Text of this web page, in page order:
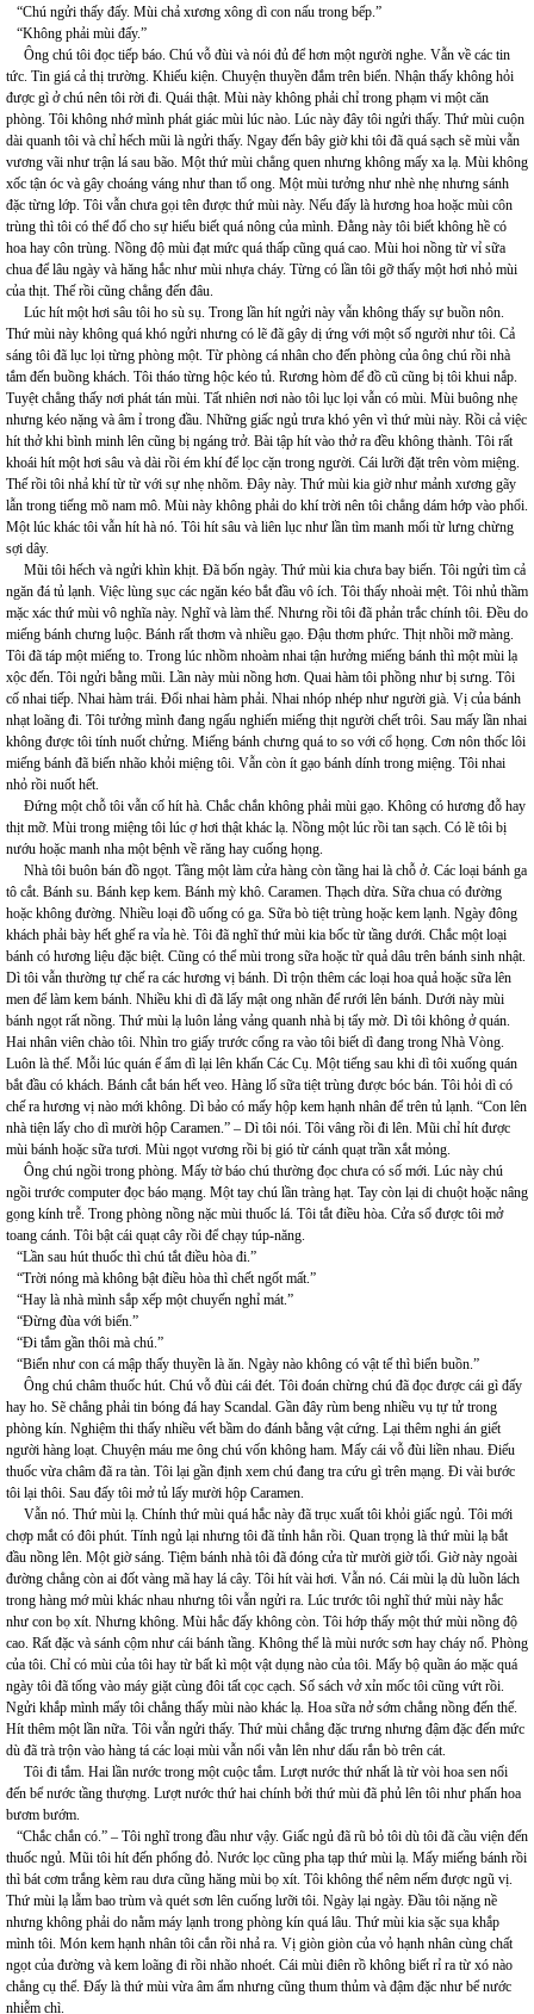
“Chú ngửi thấy đấy. Mùi chả xương xông dì con nấu trong bếp.”
“Không phải mùi đấy.”
Ông chú tôi đọc tiếp báo. Chú vỗ đùi và nói đủ để hơn một người nghe. Vẫn về các tin
tức. Tin giá cả thị trường. Khiếu kiện. Chuyện thuyền đắm trên biển. Nhận thấy không hỏi
được gì ở chú nên tôi rời đi. Quái thật. Mùi này không phải chỉ trong phạm vi một căn
phòng. Tôi không nhớ mình phát giác mùi lúc nào. Lúc này đây tôi ngửi thấy. Thứ mùi cuộn
dài quanh tôi và chỉ hếch mũi là ngửi thấy. Ngay đến bây giờ khi tôi đã quá sạch sẽ mùi vẫn
vương vãi như trận lá sau bão. Một thứ mùi chẳng quen nhưng không mấy xa lạ. Mùi không
xốc tận óc và gây choáng váng như than tổ ong. Một mùi tưởng như nhè nhẹ nhưng sánh
đặc từng lớp. Tôi vẫn chưa gọi tên được thứ mùi này. Nếu đấy là hương hoa hoặc mùi côn
trùng thì tôi có thể đổ cho sự hiểu biết quá nông của mình. Đằng này tôi biết không hề có
hoa hay côn trùng. Nồng độ mùi đạt mức quá thấp cũng quá cao. Mùi hoi nồng từ vỉ sữa
chua để lâu ngày và hăng hắc như mùi nhựa cháy. Từng có lần tôi gỡ thấy một hơi nhỏ mùi
của thịt. Thế rồi cũng chẳng đến đâu.
Lúc hít một hơi sâu tôi ho sù sụ. Trong lần hít ngửi này vẫn không thấy sự buồn nôn.
Thứ mùi này không quá khó ngửi nhưng có lẽ đã gây dị ứng với một số người như tôi. Cả
sáng tôi đã lục lọi từng phòng một. Từ phòng cá nhân cho đến phòng của ông chú rồi nhà
tắm đến buồng khách. Tôi tháo từng hộc kéo tủ. Rương hòm để đồ cũ cũng bị tôi khui nắp.
Tuyệt chẳng thấy nơi phát tán mùi. Tất nhiên nơi nào tôi lục lọi vẫn có mùi. Mùi buông nhẹ
nhưng kéo nặng và âm ỉ trong đầu. Những giấc ngủ trưa khó yên vì thứ mùi này. Rồi cả việc
hít thở khi bình minh lên cũng bị ngáng trở. Bài tập hít vào thở ra đều không thành. Tôi rất
khoái hít một hơi sâu và dài rồi ém khí để lọc cặn trong người. Cái lưỡi đặt trên vòm miệng.
Thế rồi tôi nhả khí từ từ với sự nhẹ nhõm. Đây này. Thứ mùi kia giờ như mảnh xương gãy
lẫn trong tiếng mõ nam mô. Mùi này không phải do khí trời nên tôi chẳng dám hớp vào phổi.
Một lúc khác tôi vẫn hít hà nó. Tôi hít sâu và liên lục như lần tìm manh mối từ lưng chừng
sợi dây.
Mũi tôi hếch và ngửi khìn khịt. Đã bốn ngày. Thứ mùi kia chưa bay biến. Tôi ngửi tìm cả
ngăn đá tủ lạnh. Việc lùng sục các ngăn kéo bắt đầu vô ích. Tôi thấy nhoài mệt. Tôi nhủ thầm
mặc xác thứ mùi vô nghĩa này. Nghĩ và làm thế. Nhưng rồi tôi đã phản trắc chính tôi. Đều do
miếng bánh chưng luộc. Bánh rất thơm và nhiều gạo. Đậu thơm phức. Thịt nhồi mỡ màng.
Tôi đã táp một miếng to. Trong lúc nhồm nhoàm nhai tận hưởng miếng bánh thì một mùi lạ
xộc đến. Tôi ngửi bằng mũi. Lần này mùi nồng hơn. Quai hàm tôi phồng như bị sưng. Tôi
cố nhai tiếp. Nhai hàm trái. Đổi nhai hàm phải. Nhai nhóp nhép như người già. Vị của bánh
nhạt loãng đi. Tôi tưởng mình đang ngấu nghiến miếng thịt người chết trôi. Sau mấy lần nhai
không được tôi tính nuốt chửng. Miếng bánh chưng quá to so với cổ họng. Cơn nôn thốc lôi
miếng bánh đã biến nhão khỏi miệng tôi. Vẫn còn ít gạo bánh dính trong miệng. Tôi nhai
nhỏ rồi nuốt hết.
Đứng một chỗ tôi vẫn cố hít hà. Chắc chắn không phải mùi gạo. Không có hương đỗ hay
thịt mỡ. Mùi trong miệng tôi lúc ợ hơi thật khác lạ. Nồng một lúc rồi tan sạch. Có lẽ tôi bị
nướu hoặc manh nha một bệnh về răng hay cuống họng.
Nhà tôi buôn bán đồ ngọt. Tầng một làm cửa hàng còn tầng hai là chỗ ở. Các loại bánh ga
tô cắt. Bánh su. Bánh kẹp kem. Bánh mỳ khô. Caramen. Thạch dừa. Sữa chua có đường
hoặc không đường. Nhiều loại đồ uống có ga. Sữa bò tiệt trùng hoặc kem lạnh. Ngày đông
khách phải bày hết ghế ra vỉa hè. Tôi đã nghĩ thứ mùi kia bốc từ tầng dưới. Chắc một loại
bánh có hương liệu đặc biệt. Cũng có thể mùi trong sữa hoặc từ quả dâu trên bánh sinh nhật.
Dì tôi vẫn thường tự chế ra các hương vị bánh. Dì trộn thêm các loại hoa quả hoặc sữa lên
men để làm kem bánh. Nhiều khi dì đã lấy mật ong nhãn để rưới lên bánh. Dưới này mùi
bánh ngọt rất nồng. Thứ mùi lạ luôn lảng vảng quanh nhà bị tẩy mờ. Dì tôi không ở quán.
Hai nhân viên chào tôi. Nhìn tro giấy trước cổng ra vào tôi biết dì đang trong Nhà Vòng.
Luôn là thế. Mỗi lúc quán ế ẩm dì lại lên khấn Các Cụ. Một tiếng sau khi dì tôi xuống quán
bắt đầu có khách. Bánh cắt bán hết veo. Hàng lố sữa tiệt trùng được bóc bán. Tôi hỏi dì có
chế ra hương vị nào mới không. Dì bảo có mấy hộp kem hạnh nhân để trên tủ lạnh. “Con lên
nhà tiện lấy cho dì mười hộp Caramen.” – Dì tôi nói. Tôi vâng rồi đi lên. Mũi chỉ hít được
mùi bánh hoặc sữa tươi. Mùi ngọt vương rồi bị gió từ cánh quạt trần xắt mỏng.
Ông chú ngồi trong phòng. Mấy tờ báo chú thường đọc chưa có số mới. Lúc này chú
ngồi trước computer đọc báo mạng. Một tay chú lần tràng hạt. Tay còn lại di chuột hoặc nâng
gọng kính trễ. Trong phòng nồng nặc mùi thuốc lá. Tôi tắt điều hòa. Cửa sổ được tôi mở
toang cánh. Tôi bật cái quạt cây rồi để chạy túp-năng.
“Lần sau hút thuốc thì chú tắt điều hòa đi.”
“Trời nóng mà không bật điều hòa thì chết ngốt mất.”
“Hay là nhà mình sắp xếp một chuyến nghỉ mát.”
“Đừng đùa với biển.”
“Đi tắm gần thôi mà chú.”
“Biển như con cá mập thấy thuyền là ăn. Ngày nào không có vật tế thì biển buồn.”
Ông chú châm thuốc hút. Chú vỗ đùi cái đét. Tôi đoán chừng chú đã đọc được cái gì đấy
hay ho. Sẽ chẳng phải tin bóng đá hay Scandal. Gần đây rùm beng nhiều vụ tự tử trong
phòng kín. Nghiệm thi thấy nhiều vết bầm do đánh bằng vật cứng. Lại thêm nghi án giết
người hàng loạt. Chuyện máu me ông chú vốn không ham. Mấy cái vỗ đùi liền nhau. Điếu
thuốc vừa châm đã ra tàn. Tôi lại gần định xem chú đang tra cứu gì trên mạng. Đi vài bước
tôi lại thôi. Sau đấy tôi mở tủ lấy mười hộp Caramen.
Vẫn nó. Thứ mùi lạ. Chính thứ mùi quá hắc này đã trục xuất tôi khỏi giấc ngủ. Tôi mới
chợp mắt có đôi phút. Tính ngủ lại nhưng tôi đã tỉnh hẳn rồi. Quan trọng là thứ mùi lạ bắt
đầu nồng lên. Một giờ sáng. Tiệm bánh nhà tôi đã đóng cửa từ mười giờ tối. Giờ này ngoài
đường chẳng còn ai đốt vàng mã hay lá cây. Tôi hít vài hơi. Vẫn nó. Cái mùi lạ dù luồn lách
trong hàng mớ mùi khác nhau nhưng tôi vẫn ngửi ra. Lúc trước tôi nghĩ thứ mùi này hắc
như con bọ xít. Nhưng không. Mùi hắc đấy không còn. Tôi hớp thấy một thứ mùi nồng độ
cao. Rất đặc và sánh cộm như cái bánh tầng. Không thể là mùi nước sơn hay cháy nổ. Phòng
của tôi. Chỉ có mùi của tôi hay từ bất kì một vật dụng nào của tôi. Mấy bộ quần áo mặc quá
ngày tôi đã tống vào máy giặt cùng đôi tất cọc cạch. Số sách vở xỉn mốc tôi cũng vứt rồi.
Ngửi khắp mình mẩy tôi chẳng thấy mùi nào khác lạ. Hoa sữa nở sớm chẳng nồng đến thế.
Hít thêm một lần nữa. Tôi vẫn ngửi thấy. Thứ mùi chẳng đặc trưng nhưng đậm đặc đến mức
dù đã trà trộn vào hàng tá các loại mùi vẫn nổi vằn lên như dấu rắn bò trên cát.
Tôi đi tắm. Hai lần nước trong một cuộc tắm. Lượt nước thứ nhất là từ vòi hoa sen nối
đến bể nước tầng thượng. Lượt nước thứ hai chính bởi thứ mùi đã phủ lên tôi như phấn hoa
bươm bướm.
“Chắc chắn có.” – Tôi nghĩ trong đầu như vậy. Giấc ngủ đã rũ bỏ tôi dù tôi đã cầu viện đến
thuốc ngủ. Mũi tôi hít đến phổng đỏ. Nước lọc cũng pha tạp thứ mùi lạ. Mấy miếng bánh rồi
thì bát cơm trắng kèm rau dưa cũng hăng mùi bọ xít. Tôi không thể nêm nếm được ngũ vị.
Thứ mùi lạ lẫm bao trùm và quét sơn lên cuống lưỡi tôi. Ngày lại ngày. Đầu tôi nặng nề
nhưng không phải do nằm máy lạnh trong phòng kín quá lâu. Thứ mùi kia sặc sụa khắp
mình tôi. Món kem hạnh nhân tôi cắn rồi nhả ra. Vị giòn giòn của vỏ hạnh nhân cùng chất
ngọt của đường và kem loãng đi rồi nhão nhoét. Cái mùi điên rồ không biết rỉ ra từ xó nào
chẳng cụ thể. Đấy là thứ mùi vừa âm ẩm nhưng cũng thum thủm và đậm đặc như bể nước
nhiễm chì.